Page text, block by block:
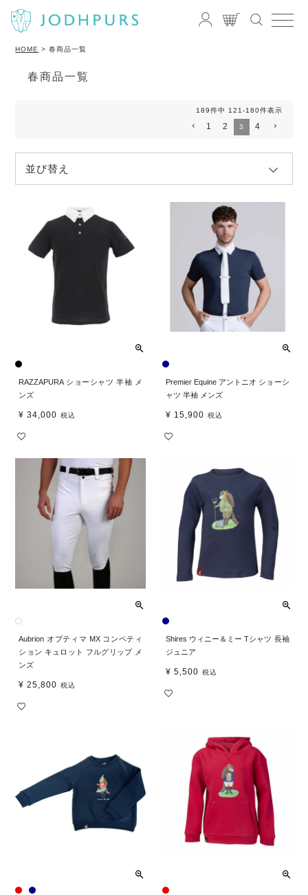
HOME 春商品一覧
春商品一覧
並び替え
189件中 121 -180件表示
1 2 3 4
RAZZAPURA ショーシャツ 半袖 メ
ンズ
¥ 34,000 税込
Premier Equine アントニオ ショーシ
ャツ 半袖 メンズ
¥ 15,900 税込
Aubrion オプティマ MX コンペティ
ション キュロット フルグリップ メ
ンズ
¥ 25,800 税込
Shires ウィニー＆ミー Tシャツ 長袖
ジュニア
¥ 5,500 税込